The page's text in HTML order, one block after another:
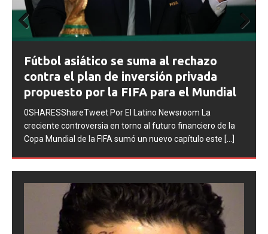
FIFA abre expedientes disciplinarios
contra Argentina tras los incidentes en
la final del Mundial 2026
0SHARESShareTweet Por El Latino Newsroom La FIFA
inició una serie de procesos disciplinarios contra la
Asociación del Fútbol Argentino (AFA), cuatro integrantes
de la selección
Prev
ious
Next